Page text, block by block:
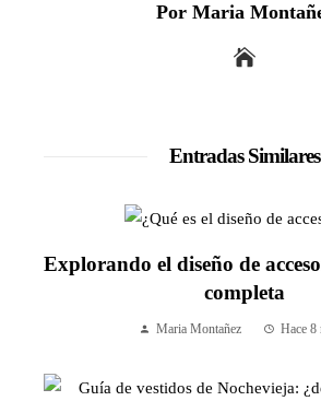
Por Maria
Entradas Similares
Explorando el diseño de
completa
Maria Montañez Hace 8